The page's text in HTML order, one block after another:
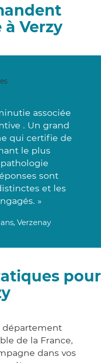
à Verzy
associée
. Un grand
qui certifie de
le plus
sont
et les
»
Verzenay
pour
département
de la France,
dans vos